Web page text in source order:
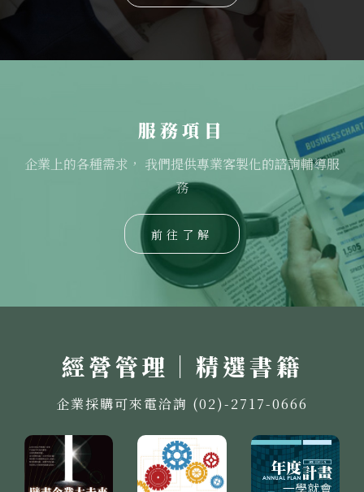
服務項目
企業上的各種需求， 我們提供專業客製化的諮詢輔導服
務
前往了解
經營管理｜精選書籍
企業採購可來電洽詢 (02)-2717-0666